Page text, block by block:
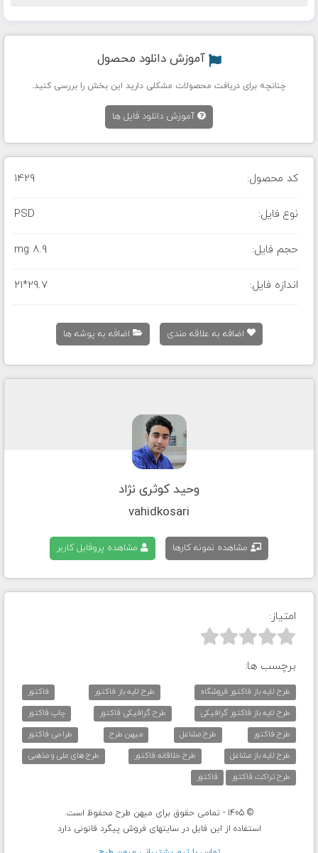
آموزش دانلود محصول
چنانچه برای دریافت محصولات مشکلی دارید این بخش را بررسی کنید.
آموزش دانلود فایل ها
کد محصول: 1429
نوع فایل: PSD
حجم فایل: 8.9 mg
اندازه فایل: 21*29.7
اضافه به علاقه مندی اضافه به پوشه ها
وحید کوثری نژاد
vahidkosari
مشاهده نمونه کارها مشاهده پروفایل کاربر
امتیاز:



برچسب ها:
طرح لایه باز فاکتور فروشگاه طرح لایه باز فاکتور
فاکتور
طرح لایه باز فاکتور گرافیکی
طرح گرافیکی فاکتور
چاپ فاکتور
طرح فاکتور
طرح مشاغل میهن طرح
طراحی فاکتور
طرح لایه باز مشاغل
طرح خلاقانه فاکتور
طرح های ملی و مذهبی
طرح تراکت فاکتور
فاکتور
© 1405 - تمامی حقوق برای میهن طرح محفوظ است.
استفاده از این فایل در سایتهای فروش پیگرد قانونی دارد